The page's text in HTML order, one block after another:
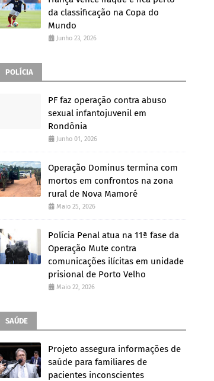
da classificação na Copa do
Mundo
Junho 23, 2026
POLÍCIA
PF faz operação contra abuso
sexual infantojuvenil em
Rondônia
Junho 01, 2026
Operação Dominus termina com
mortos em confrontos na zona
rural de Nova Mamoré
Maio 25, 2026
Polícia Penal atua na 11ª fase da
Operação Mute contra
comunicações ilícitas em unidade
prisional de Porto Velho
Maio 22, 2026
SAÚDE
Projeto assegura informações de
saúde para familiares de
pacientes inconscientes